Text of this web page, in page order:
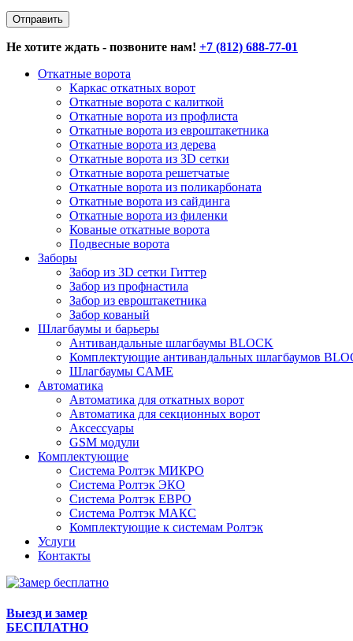
Не хотите ждать - позвоните нам! +7 (812) 688-77-01
Откатные ворота
Каркас откатных ворот
Откатные ворота с калиткой
Откатные ворота из профлиста
Откатные ворота из евроштакетника
Откатные ворота из дерева
Откатные ворота из 3D сетки
Откатные ворота решетчатые
Откатные ворота из поликарбоната
Откатные ворота из сайдинга
Откатные ворота из филенки
Кованые откатные ворота
Подвесные ворота
Заборы
Забор из 3D сетки Гиттер
Забор из профнастила
Забор из евроштакетника
Забор кованый
Шлагбаумы и барьеры
Антивандальные шлагбаумы BLOCK
Комплектующие антивандальных шлагбаумов
Шлагбаумы CAME
Автоматика
Автоматика для откатных ворот
Автоматика для секционных ворот
Аксессуары
GSM модули
Комплектующие
Система Ролтэк МИКРО
Система Ролтэк ЭКО
Система Ролтэк ЕВРО
Система Ролтэк МАКС
Комплектующие к системам Ролтэк
Услуги
Контакты
Выезд и замер
БЕСПЛАТНО